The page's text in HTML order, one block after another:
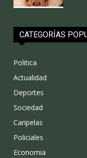
CATEGORÍAS
Politica
Actualidad
Deportes
Sociedad
Caripelas
Policiales
Economia